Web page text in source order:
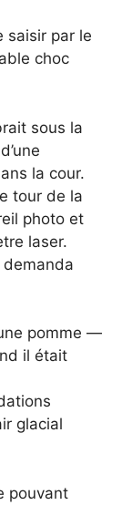
saisir par le
choc
sous la
la cour.
tour de la
photo et
laser.
demanda
pomme —
il était
glacial
pouvant